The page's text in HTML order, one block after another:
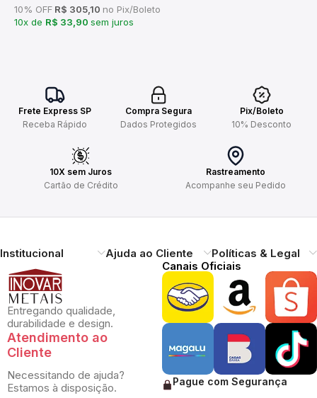
10% OFF R$ 305,10 no Pix/Boleto
10x de R$ 33,90 sem juros
Frete Express SP
Receba Rápido
Compra Segura
Dados Protegidos
Pix/Boleto
10% Desconto
10X sem Juros
Cartão de Crédito
Rastreamento
Acompanhe seu Pedido
Institucional Ajuda ao Cliente Políticas & Legal
Entregando qualidade,
durabilidade e design.
Atendimento ao
Cliente
Necessitando de ajuda?
Estamos à disposição.
Canais Oficiais
Pague com Segurança